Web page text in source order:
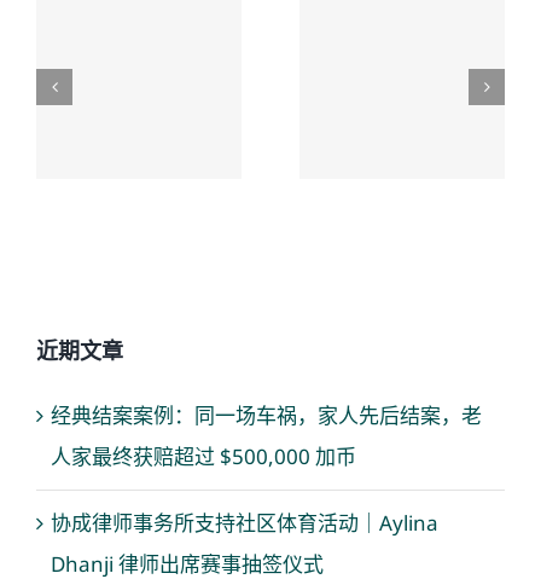
案，老人
接受的和
解，换来
近期文章
经典结案案例：同一场车祸，家人先后结案，老
人家最终获赔超过 $500,000 加币
协成律师事务所支持社区体育活动｜Aylina
Dhanji 律师出席赛事抽签仪式